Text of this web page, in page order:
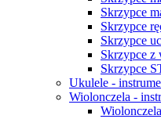
Skrzypce
Skrzypce
Skrzypce
Skrzypce z
Skrzypce
Ukulele -
Wiolonczela -